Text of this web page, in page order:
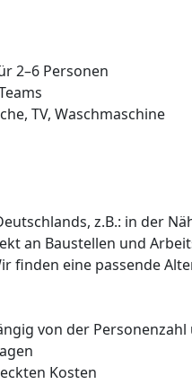
2–6 Personen
TV, Waschmaschine
z.B.: in der
an Baustellen und
finden eine passende
von der
Kosten